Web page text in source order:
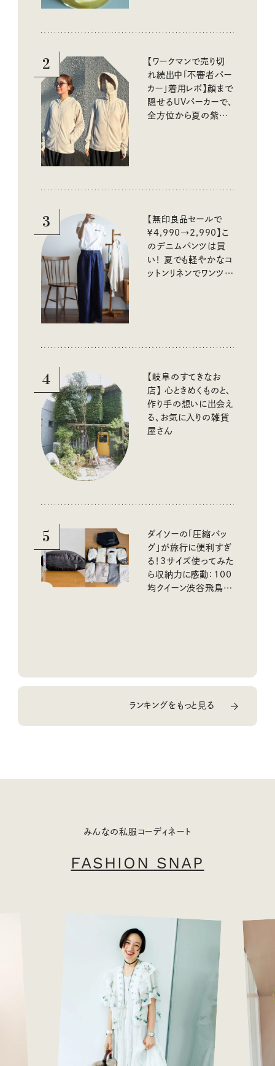
2
【ワークマンで売り切
れ続出中「不審者パー
カー」着用レポ】顔まで
隠せるUVパーカーで、
全方位から夏の紫外
3
【無印良品セールで
￥4,990→2,990】こ
のデニムパンツは買
い！ 夏でも軽やかなコ
ットンリネンでワンツー
4
【岐阜のすてきなお
店】 心ときめくものと、
作り手の想いに出会え
る、お気に入りの雑貨
屋さん
5
ダイソーの「圧縮バッ
グ」が旅行に便利すぎ
る！3サイズ使ってみた
ら収納力に感動：100
均クイーン渋谷飛鳥の
ランキングをもっと見る
みんなの私服コーディネート
FASHION SNAP